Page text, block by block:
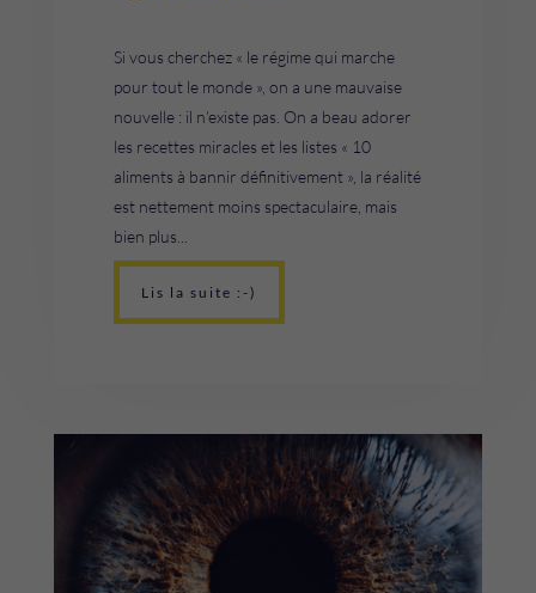
Si vous cherchez « le régime qui marche
pour tout le monde », on a une mauvaise
nouvelle : il n’existe pas. On a beau adorer
les recettes miracles et les listes « 10
aliments à bannir définitivement », la réalité
est nettement moins spectaculaire, mais
bien plus...
Lis la suite :-)